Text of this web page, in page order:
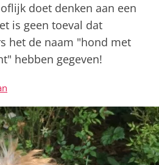
doet denken aan een
is geen toeval dat
het de naam "hond met
hebben gegeven!